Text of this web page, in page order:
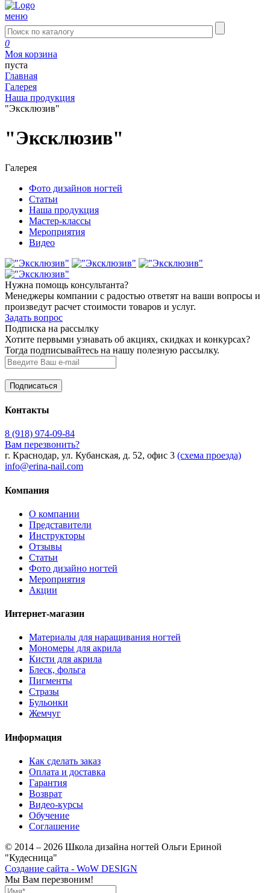
меню
0
Моя корзина
пуста
Главная
Галерея
Наша продукция
"Эксклюзив"
"Эксклюзив"
Галерея
Фото дизайнов ногтей
Статьи
Наша продукция
Мастер-классы
Мероприятия
Видео
Нужна помощь консультанта?
Менеджеры компании с радостью ответят на ваши вопросы и
произведут расчет стоимости товаров и услуг.
Задать вопрос
Подписка на рассылку
Хотите первыми узнавать об акциях, скидках и конкурсах?
Тогда подписывайтесь на нашу полезную рассылку.
Контакты
8 (918) 974-09-84
Вам перезвонить?
г. Краснодар, ул. Кубанская, д. 52, офис 3 (схема проезда)
info@erina-nail.com
Компания
О компании
Представители
Инструкторы
Отзывы
Статьи
Фото дизайно ногтей
Мероприятия
Акции
Интернет-магазин
Материалы для наращивания ногтей
Мономеры для акрила
Кисти для акрила
Блеск, фольга
Пигменты
Стразы
Бульонки
Жемчуг
Информация
Как сделать заказ
Оплата и доставка
Гарантия
Возврат
Видео-курсы
Обучение
Соглашение
© 2014 – 2026 Школа дизайна ногтей Ольги Ериной
"Кудесница"
Создание сайта - WoW DESIGN
Мы Вам перезвоним!